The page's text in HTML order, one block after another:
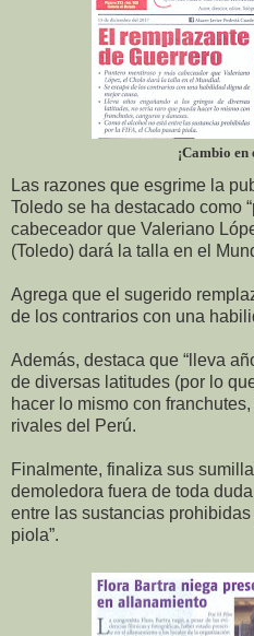
¡Cambio en
Las razones que esgrime la
Toledo se ha destacado como
cabeceador que Valeriano
(Toledo) dará la talla en el
Agrega que el sugerido
de los contrarios con una
Además, destaca que “lleva
de diversas latitudes (por lo
hacer lo mismo con
rivales del Perú.
Finalmente, finaliza sus
demoledora fuera de toda
entre las sustancias
piola”.